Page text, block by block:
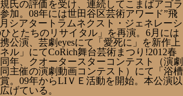
氏の評価を受け、連続してこまばアゴラ
加。08年には世田谷区芸術アワード”飛
シアタートラムネクスト・ジェネレーシ
とたちのリサイタル」を再演。6月には
公演、芸劇eyesにて「愛死に」を新作上
ル」にてCoRich舞台芸術まつり!2012春
年、クオータースターコンテスト（演劇
主催の演劇動画コンテスト）にて「浴槽
。09年からLIＶＥ活動を開始。本公演以
げている。